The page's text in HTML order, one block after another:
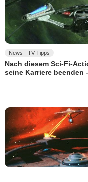
News - TV-Tipps
Nach diesem Sci-Fi-
seine Karriere beenden